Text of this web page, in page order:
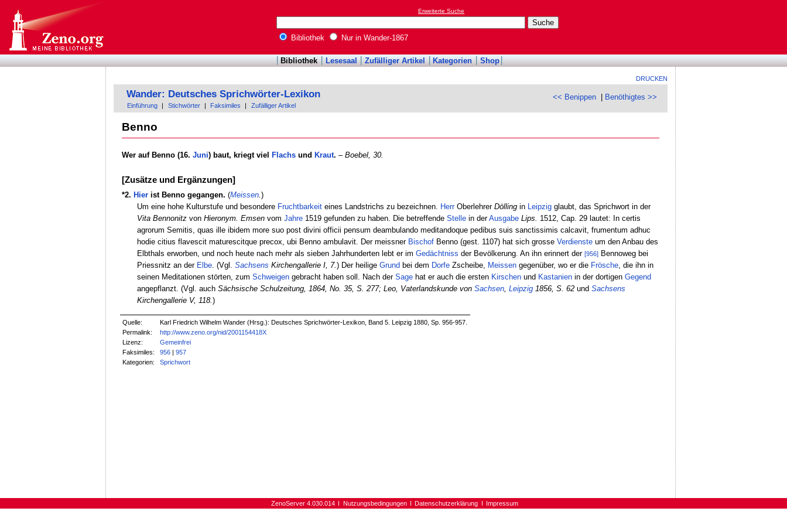
Erweiterte Suche
Bibliothek Nur in Wander-1867
Bibliothek Lesesaal Zufälliger Artikel Kategorien Shop
DRUCKEN
<< Benippen Benöthigtes >>
Wander: Deutsches Sprichwörter-Lexikon
Einführung Stichwörter Faksimiles Zufälliger Artikel
Benno
Wer auf Benno (16. Juni) baut, kriegt viel Flachsund Kraut. – Boebel, 30.
[Zusätze und Ergänzungen]
*2. Hierist Benno gegangen. (Meissen.)
Um eine hohe Kulturstufe und besondere Fruchtbarkeit eines Landstrichs zu bezeichnen. HerrOberlehrerDölling in Leipzig glaubt, das Sprichwort in der
Vita Bennonitz vonHieronym. Emsen vomJahre 1519 gefunden zu haben. Die betreffendeStelle in derAusgabe Lips. 1512, Cap. 29 lautet: In certis
agrorum Semitis, quas ille ibidem more suo post divini officii pensum deambulando meditandoque pedibus suis sanctissimis calcavit, frumentum adhuc
hodie citius flavescit maturescitque precox, ubi Benno ambulavit. Der meissner Bischof Benno (gest. 1107) hat sich grosseVerdienste um den Anbau des
Elbthals erworben, und noch heute nach mehr als sieben Jahrhunderten lebt er imGedächtniss der Bevölkerung. An ihn erinnert der[956] Bennoweg bei
Priessnitz an der Elbe. (Vgl.Sachsens Kirchengallerie I, 7.) Der heiligeGrund bei dem Dorfe Zscheibe, Meissen gegenüber, wo er die Frösche, die ihn in
seinen Meditationen störten, zumSchweigen gebracht haben soll. Nach derSage hat er auch die ersten Kirschen und Kastanien in der dortigenGegend
angepflanzt. (Vgl. auchSächsische Schulzeitung, 1864, No. 35, S. 277; Leo, Vaterlandskunde vonSachsen,Leipzig 1856, S. 62 undSachsens
Kirchengallerie V, 118.)
Quelle:
Karl Friedrich Wilhelm Wander (Hrsg.): Deutsches Sprichwörter-Lexikon, Band 5. Leipzig 1880, Sp. 956-957.
Permalink:
http://www.zeno.org/nid/2001154418X
Lizenz:
Gemeinfrei
Faksimiles:
956 |957
Kategorien:
Sprichwort
ZenoServer 4.030.014 Nutzungsbedingungen Datenschutzerklärung Impressum